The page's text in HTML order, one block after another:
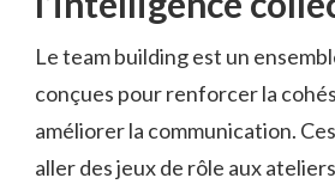
Le team building est un
conçues pour renforcer la
améliorer la communication.
aller des jeux de rôle aux